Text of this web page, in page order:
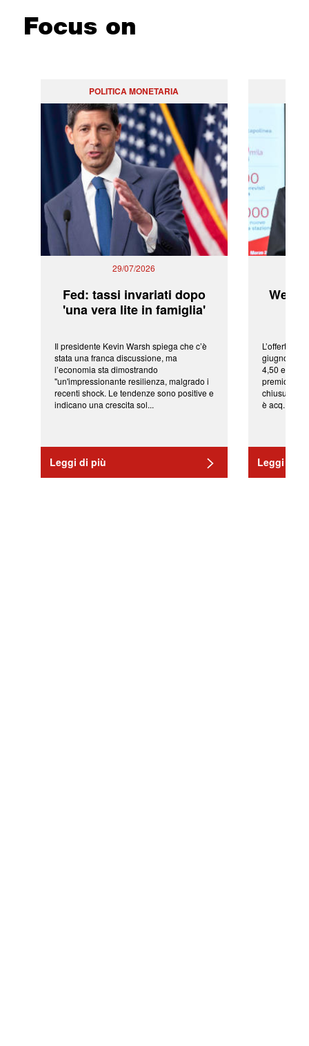
Focus on
POLITICA MONETARIA
29/07/2026
Fed: tassi invariati dopo
'una vera lite in famiglia'
Il presidente Kevin Warsh spiega che c’è
stata una franca discussione, ma
l’economia sta dimostrando
"un'impressionante resilienza, malgrado i
recenti shock. Le tendenze sono positive e
indicano una crescita sol...
Leggi di più
L’offerta
giugno da
4,50 euro
premio di
chiusura
è acq...
Leggi di